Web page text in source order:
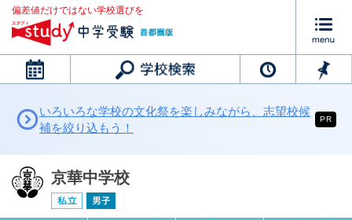
偏差値だけではない学校選びを
カレンダー
いろいろな学校の文化祭を楽しみながら、志望校候
補を絞り込もう！
PR
京華中学校